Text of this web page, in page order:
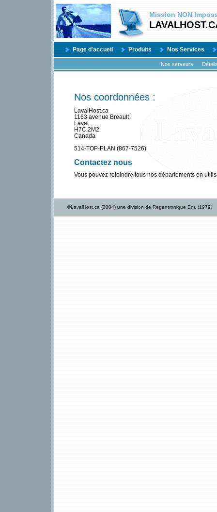
Mission NON
Page d'accueil Produits Nos Services
Nos serveurs
Nos coordonnées :
LavalHost.ca
1163 avenue Breault
Laval
H7C 2M2
Canada
514-TOP-PLAN (867-7526)
Contactez nous
Vous pouvez rejoindre tous nos départements en
©LavalHost.ca (2004) une division de Regentronique Enr. (1979)